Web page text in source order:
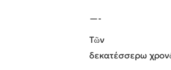
—-
Τῶν
δεκατέσσερω